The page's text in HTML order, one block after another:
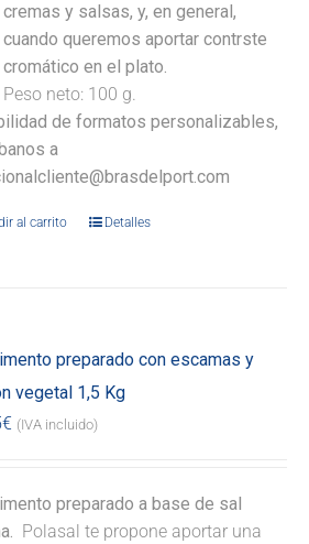
cremas y salsas, y, en general,
cuando queremos aportar contrste
cromático en el plato.
Peso neto: 100 g.
de formatos personalizables,
a
al carrito Detalles
preparado con escamas y
vegetal 1,5 Kg
€ (IVA incluido)
preparado a base de sal
Polasal te propone aportar una